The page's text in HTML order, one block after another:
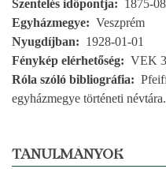
Szentelés időpontja
1875-
Egyházmegye
Veszprém
Nyugdíjban
1928-01-01
Fénykép elérhetőség
VEK
Róla szóló bibliográfia
egyházmegye történeti
TANULMÁNYOK